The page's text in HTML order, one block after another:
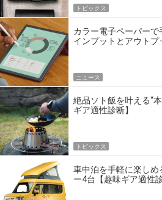
トピックス
カラー電子ペーパー
インプットとアウトプ
ニュース
絶品ソト飯を叶える“
ギア適性診断】
トピックス
車中泊を手軽に楽し
ー4台【趣味ギア適性診